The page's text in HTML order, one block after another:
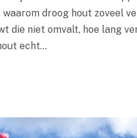
droog hout zoveel
die niet omvalt, hoe lang
echt…